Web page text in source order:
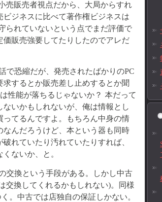
売販売者視点だから、大局からすれ
ジネスに比べて著作権ビジネスは
られていないという点でまだ評価で
販売強要してたりしたのでアレだ
で恐縮だが、発売されたばかりのPC
するとか販売差し止めするとか聞
性能が落ちるじゃないか？ 本だって
いかもしれないが、俺は情報とし
てるんですよ。もちろん中身の情
んだろうけど、本という器も同時
れていたり汚れていたりすれば、
ないか、と。
交換という手段がある。しかし中古
交換してくれるかもしれない)。同様
。中古では店独自の保証しかない。